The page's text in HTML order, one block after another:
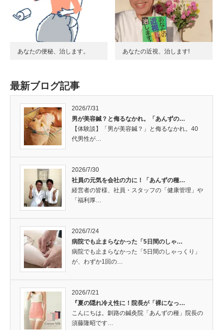
あなたの便秘、治します。 あなたの近視、治します!
最新ブログ記事
2026/7/31
男が美容鍼？と侮るなかれ。「あんずの…
【体験談】「男が美容鍼？」と侮るなかれ。40
代男性が…
2026/7/30
社員の元気を会社の力に！「あんずの種…
経営者の皆様、社員・スタッフの「健康管理」や
「福利厚…
2026/7/24
病院でも止まらなかった「5日間のしゃ…
病院でも止まらなかった「5日間のしゃっくり」
が、わずか1回の…
2026/7/21
『夏の隠れ冷え性に！院長が「裸になっ…
こんにちは。釧路の鍼灸院「あんずの種」院長の
須藤隆昭です…